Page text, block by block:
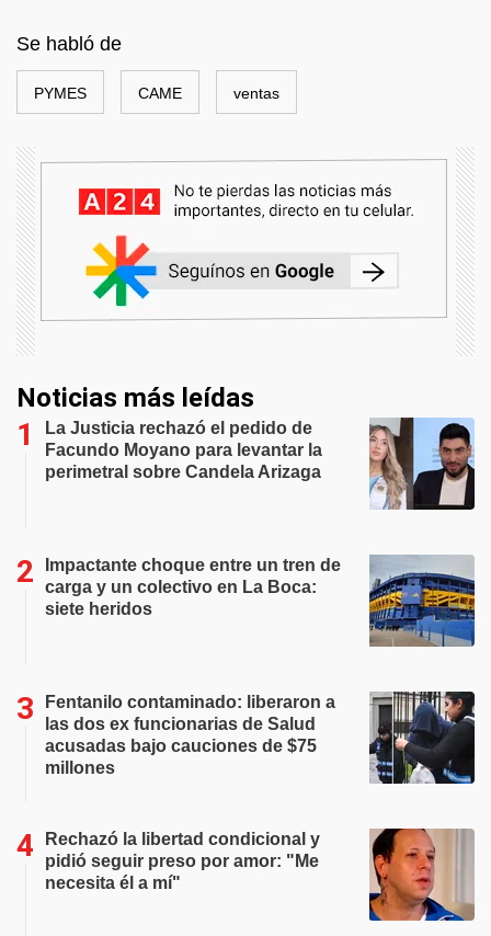
Se habló de
PYMES CAME ventas
Noticias más leídas
La Justicia rechazó el pedido de
Facundo Moyano para levantar la
perimetral sobre Candela Arizaga
Impactante choque entre un tren de
carga y un colectivo en La Boca:
siete heridos
Fentanilo contaminado: liberaron a
las dos ex funcionarias de Salud
acusadas bajo cauciones de $75
millones
Rechazó la libertad condicional y
pidió seguir preso por amor: "Me
necesita él a mí"